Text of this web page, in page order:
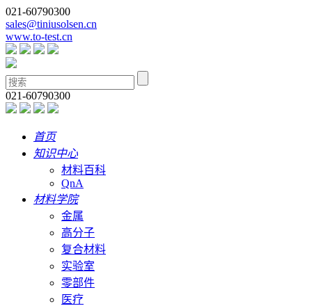
021-60790300
sales@tiniusolsen.cn
www.to-test.cn
021-60790300
首页
知识中心
材料百科
QnA
材料学院
金属
高分子
复合材料
实验室
零部件
医疗